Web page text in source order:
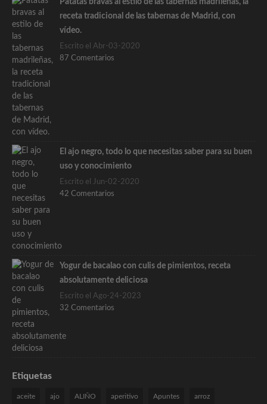
receta tradicional de las tabernas de Madrid, con
vídeo.
Escrito el Abr-03-2020
87 Comentarios
El ajo negro, todo lo que necesitas saber para su buen
uso y conocimiento
Escrito el Jun-02-2020
42 Comentarios
Yogur de bacalao con culis de pimientos, receta
absolutamente deliciosa
Escrito el Ago-24-2023
32 Comentarios
Etiquetas
aceite ajo ALIÑO aperitivo Apuntes arroz